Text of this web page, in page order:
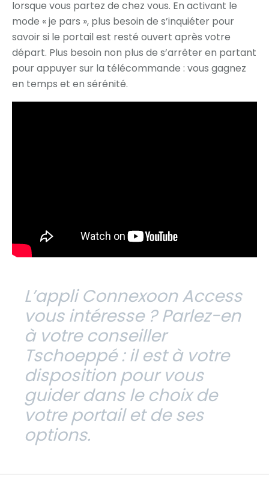
lorsque vous partez de chez vous. En activant le
mode « je pars », plus besoin de s’inquiéter pour
savoir si le portail est resté ouvert après votre
départ. Plus besoin non plus de s’arrêter en partant
pour appuyer sur la télécommande : vous gagnez
en temps et en sérénité.
L’appli Connexoon Access
vous intéresse ? Parlez-en
à votre conseiller
Tschoeppé : il est à votre
disposition pour vous
guider dans le choix de
votre portail et de ses
options.